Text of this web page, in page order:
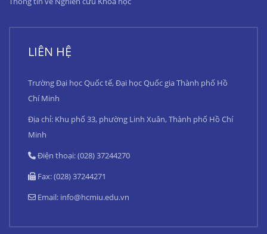
LIÊN HỆ
Trường Đại học Quốc tế, Đại học Quốc gia Thành phố Hồ
Chí Minh
Địa chỉ: Khu phố 33, phường Linh Xuân, Thành phố Hồ Chí
Minh
Điện thoại: (028) 37244270
Fax: (028) 37244271
Email: info@hcmiu.edu.vn